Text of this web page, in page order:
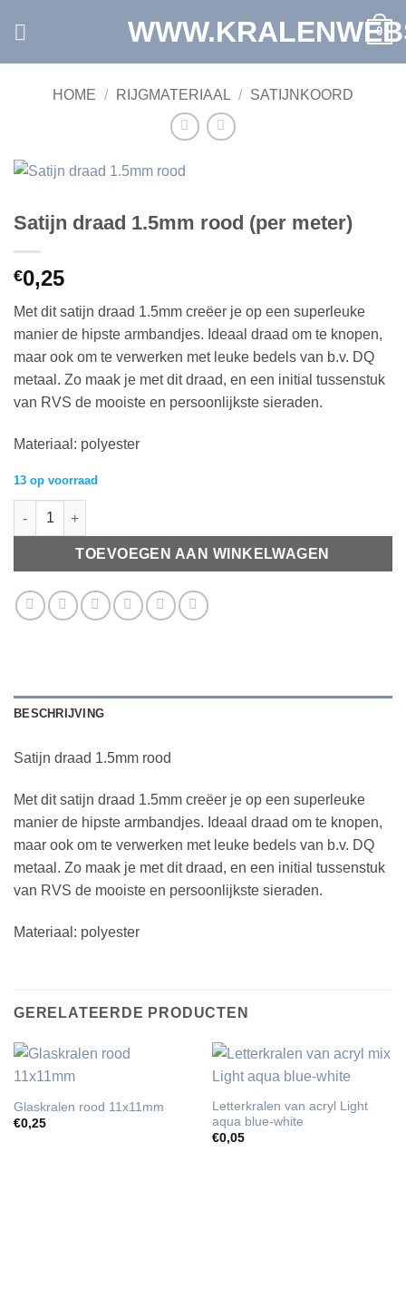
0
HOME / RIJGMATERIAAL / SATIJNKOORD
Satijn draad 1.5mm rood (per meter)
€0,25
Met dit satijn draad 1.5mm creëer je op een superleuke
manier de hipste armbandjes. Ideaal draad om te knopen,
maar ook om te verwerken met leuke bedels van b.v. DQ
metaal. Zo maak je met dit draad, en een initial tussenstuk
van RVS de mooiste en persoonlijkste sieraden.
Materiaal: polyester
13 op voorraad
Satijn draad 1.5mm rood (per meter) aantal
TOEVOEGEN AAN WINKELWAGEN
BESCHRIJVING
Satijn draad 1.5mm rood
Met dit satijn draad 1.5mm creëer je op een superleuke
manier de hipste armbandjes. Ideaal draad om te knopen,
maar ook om te verwerken met leuke bedels van b.v. DQ
metaal. Zo maak je met dit draad, en een initial tussenstuk
van RVS de mooiste en persoonlijkste sieraden.
Materiaal: polyester
GERELATEERDE PRODUCTEN
Glaskralen rood 11x11mm
€0,25
Letterkralen van acryl Light
aqua blue-white
€0,05